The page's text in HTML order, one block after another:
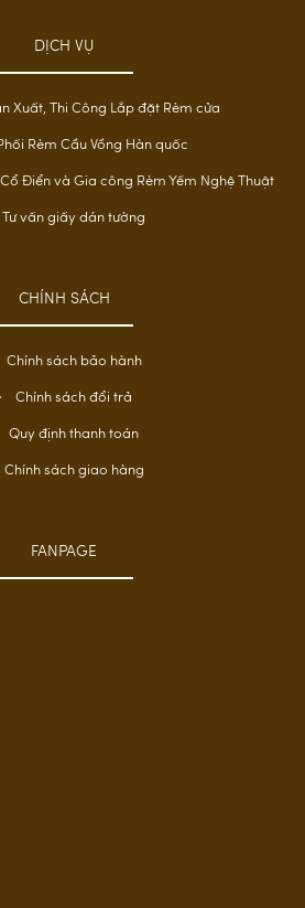
DỊCH VỤ
Xuất, Thi Công Lắp đặt Rèm cửa
Rèm Cầu Vồng Hàn quốc
Điển và Gia công Rèm Yếm Nghệ Thuật
Tư vấn giấy dán tường
CHÍNH SÁCH
Chính sách bảo hành
Chính sách đổi trả
Quy định thanh toán
Chính sách giao hàng
FANPAGE